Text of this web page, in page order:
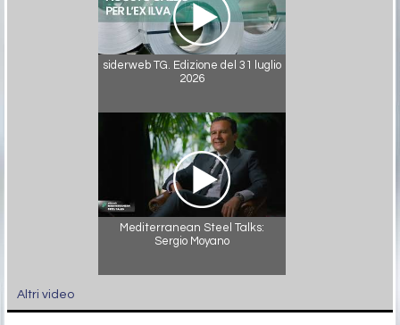
siderweb TG. Edizione del 31 luglio
2026
Mediterranean Steel Talks:
Sergio Moyano
Altri video